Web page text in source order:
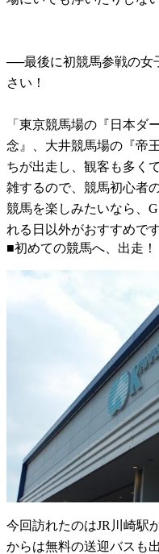
──最後に初競馬参戦の女
さい！
「東京競馬場の『日本ダ
念』、大井競馬場の『帝
ちが出走し、観客も多く
雑するので、競馬初心者
競馬を楽しみたいなら、
れる日以外がおすすめです
■初めての競馬へ、出走！
今回訪れたのはJR川崎駅
からは無料の送迎バスも